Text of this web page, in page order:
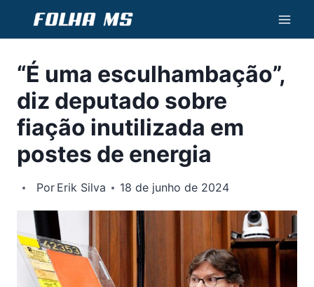
Conteúdo
“É uma esculhambação”,
diz deputado sobre
fiação inutilizada em
postes de energia
Por Erik Silva 18 de junho de 2024